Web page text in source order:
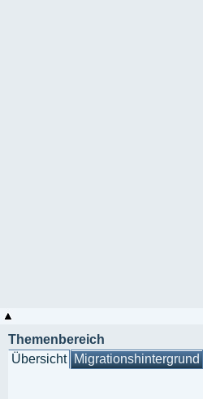
Themenbereich
Übersicht Migrationshintergrund